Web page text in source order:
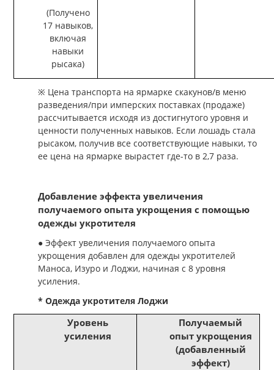
(Получено
17 навыков,
включая
навыки
рысака)
※ Цена транспорта на ярмарке скакунов/в меню
разведения/при имперских поставках (продаже)
рассчитывается исходя из достигнутого уровня и
ценности полученных навыков. Если лошадь стала
рысаком, получив все соответствующие навыки, то
ее цена на ярмарке вырастет где-то в 2,7 раза.
Добавление эффекта увеличения
получаемого опыта укрощения с помощью
одежды укротителя
● Эффект увеличения получаемого опыта
укрощения добавлен для одежды укротителей
Маноса, Изуро и Лоджи, начиная с 8 уровня
усиления.
* Одежда укротителя Лоджи
Уровень
усиления
Получаемый
опыт укрощения
(добавленный
эффект)